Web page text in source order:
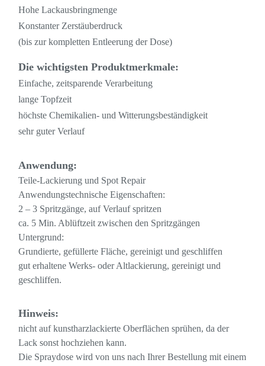
Hohe Lackausbringmenge
Konstanter Zerstäuberdruck
(bis zur kompletten Entleerung der Dose)
Die wichtigsten Produktmerkmale:
Einfache, zeitsparende Verarbeitung
lange Topfzeit
höchste Chemikalien- und Witterungsbeständigkeit
sehr guter Verlauf
Anwendung:
Teile-Lackierung und Spot Repair
Anwendungstechnische Eigenschaften:
2 – 3 Spritzgänge, auf Verlauf spritzen
ca. 5 Min. Ablüftzeit zwischen den Spritzgängen
Untergrund:
Grundierte, gefüllerte Fläche, gereinigt und geschliffen
gut erhaltene Werks- oder Altlackierung, gereinigt und
geschliffen.
Hinweis:
nicht auf kunstharzlackierte Oberflächen sprühen, da der
Lack sonst hochziehen kann.
Die Spraydose wird von uns nach Ihrer Bestellung mit einem